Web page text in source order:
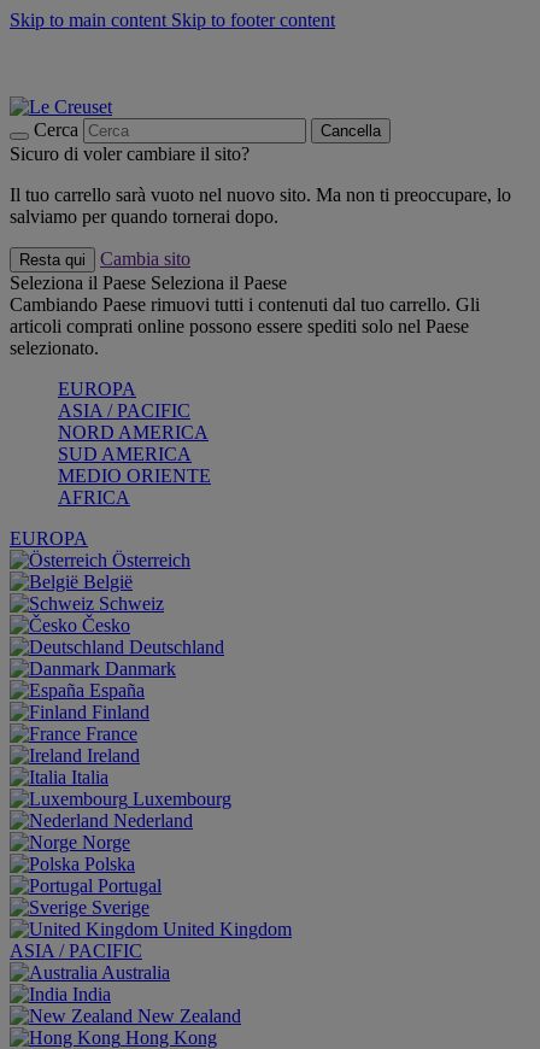
Skip to main content Skip to footer content
Cerca Cancella
Sicuro di voler cambiare il sito?
Il tuo carrello sarà vuoto nel nuovo sito. Ma non ti preoccupare, lo
salviamo per quando tornerai dopo.
Resta qui
Cambia sito
Seleziona il Paese Seleziona il Paese
Cambiando Paese rimuovi tutti i contenuti dal tuo carrello. Gli
articoli comprati online possono essere spediti solo nel Paese
selezionato.
EUROPA
ASIA / PACIFIC
NORD AMERICA
SUD AMERICA
MEDIO ORIENTE
AFRICA
EUROPA
Österreich
België
Schweiz
Česko
Deutschland
Danmark
España
Finland
France
Ireland
Italia
Luxembourg
Nederland
Norge
Polska
Portugal
Sverige
United Kingdom
ASIA / PACIFIC
Australia
India
New Zealand
Hong Kong